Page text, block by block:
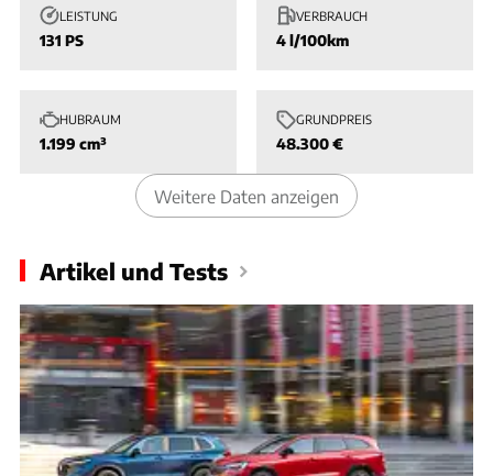
LEISTUNG
131 PS
VERBRAUCH
4 l/100km
HUBRAUM
1.199 cm³
GRUNDPREIS
48.300 €
Weitere Daten anzeigen
Artikel und Tests